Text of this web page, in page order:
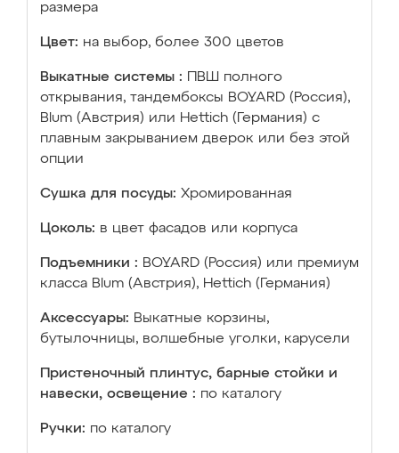
размера
Цвет: на выбор, более 300 цветов
Выкатные системы :
ПВШ полного
открывания, тандембоксы BOYARD (Россия),
Blum (Австрия) или Hettich (Германия) с
плавным закрыванием дверок или без этой
опции
Сушка для посуды: Хромированная
Цоколь: в цвет фасадов или корпуса
Подъемники : BOYARD (Россия) или премиум
класса Blum (Австрия), Hettich (Германия)
Аксессуары: Выкатные корзины,
бутылочницы, волшебные уголки, карусели
Пристеночный плинтус, барные стойки и
навески, освещение : по каталогу
Ручки: по каталогу